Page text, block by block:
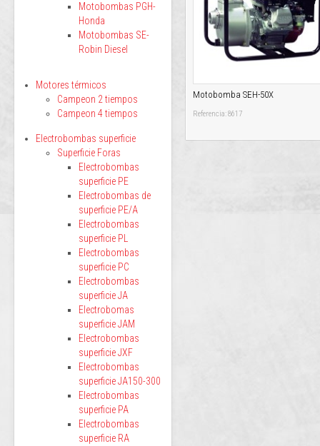
Motobomba SEH-50X
Referencia: 8617
Motobombas PGH-
Honda
Motobombas SE-
Robin Diesel
Motores térmicos
Campeon 2 tiempos
Campeon 4 tiempos
Electrobombas superficie
Superficie Foras
Electrobombas
superficie PE
Electrobombas de
superficie PE/A
Electrobombas
superficie PL
Electrobombas
superficie PC
Electrobombas
superficie JA
Electrobomas
superficie JAM
Electrobombas
superficie JXF
Electrobombas
superficie JA150-300
Electrobombas
superficie PA
Electrobombas
superficie RA